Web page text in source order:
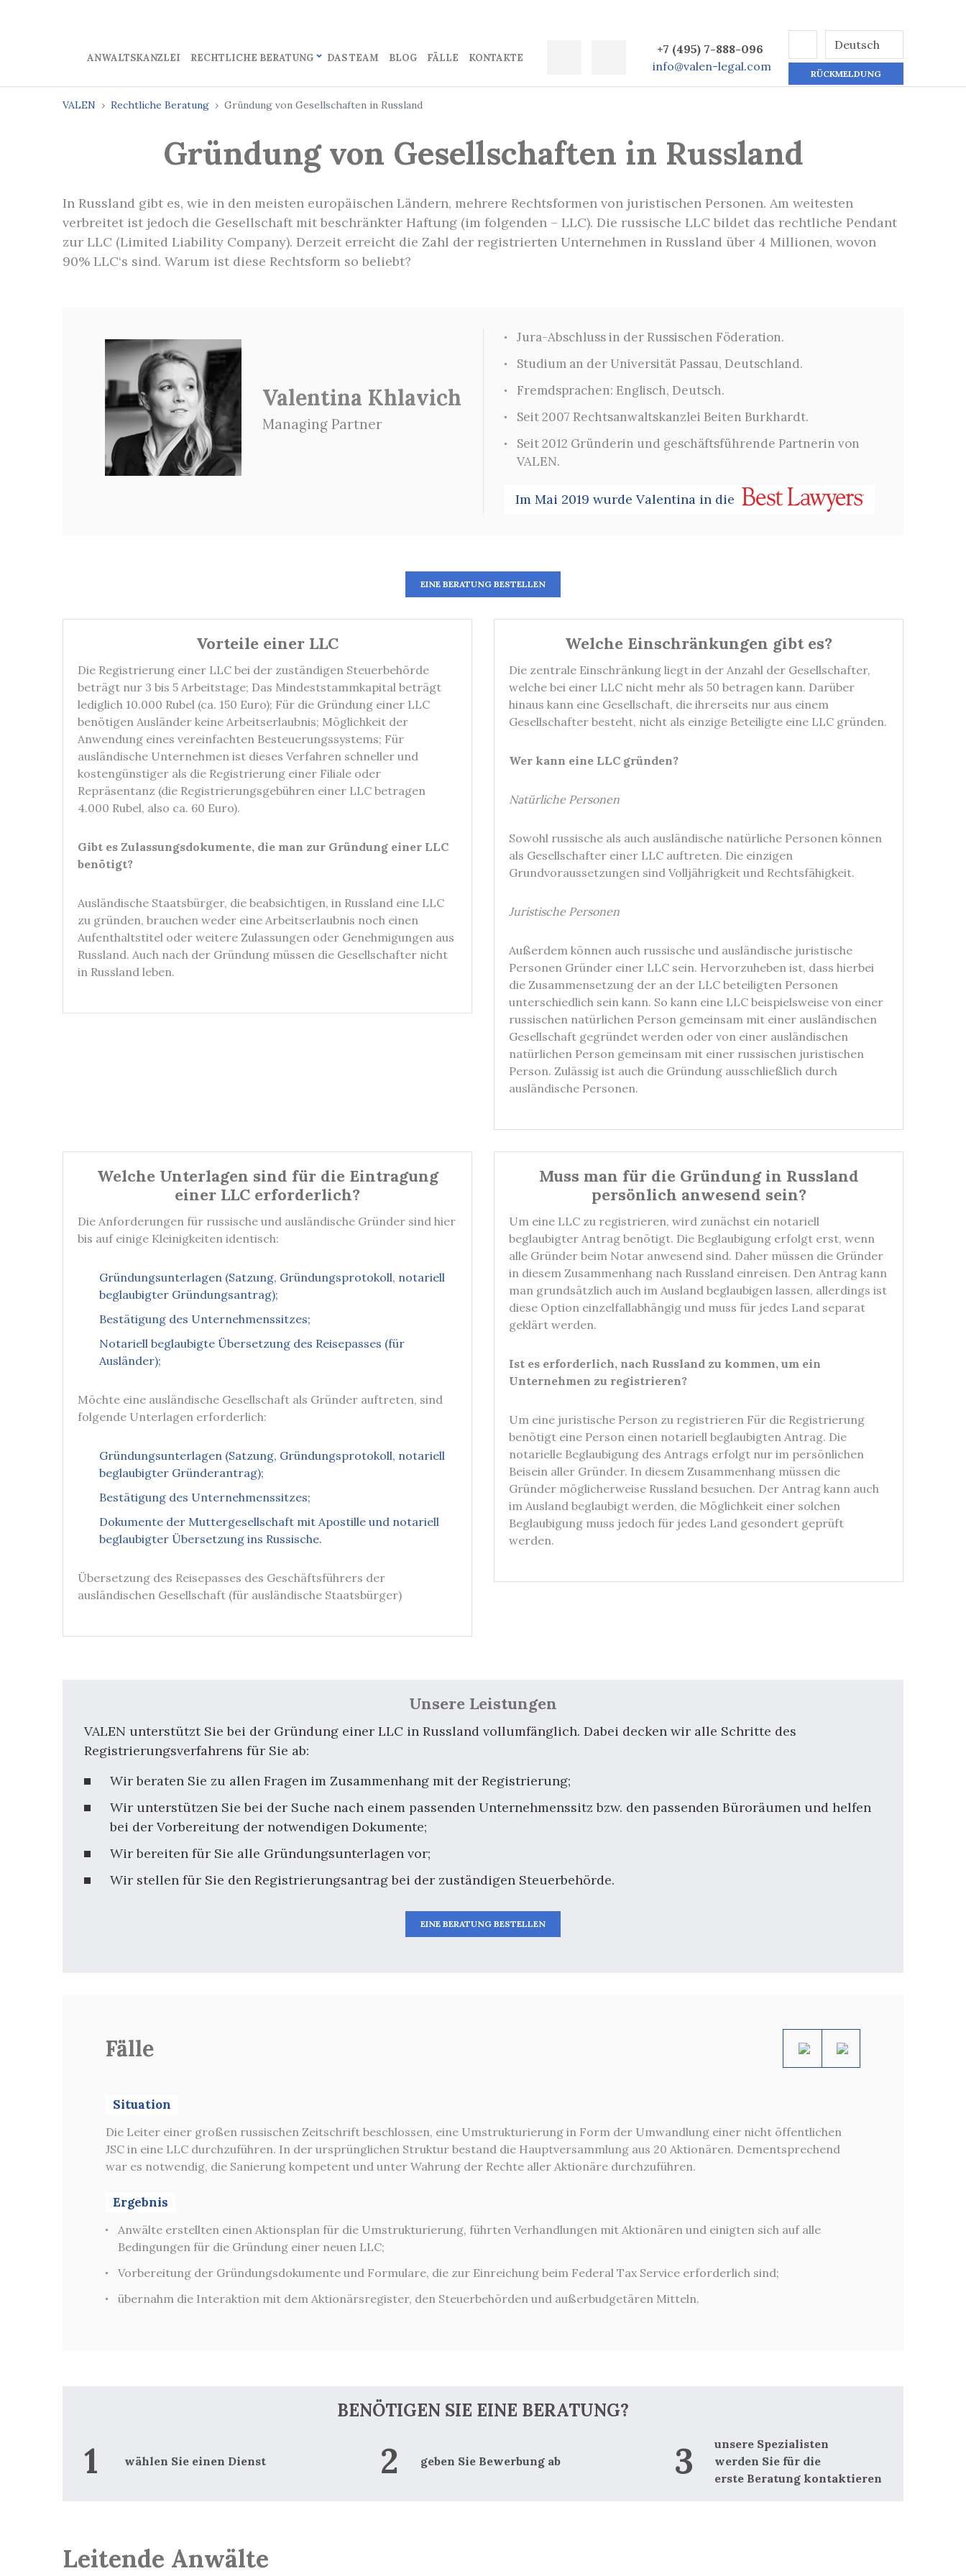
ANWALTSKANZLEI RECHTLICHE BERATUNG DAS TEAM BLOG FÄLLE KONTAKTЕ
+7 (495) 7-888-096
info@valen-legal.com
RÜCKMELDUNG
VALEN Rechtliche Beratung Gründung von Gesellschaften in Russland
Gründung von Gesellschaften in Russland
In Russland gibt es, wie in den meisten europäischen Ländern, mehrere Rechtsformen von juristischen Personen. Am weitesten
verbreitet ist jedoch die Gesellschaft mit beschränkter Haftung (im folgenden – LLC). Die russische LLC bildet das rechtliche Pendant
zur LLC (Limited Liability Company). Derzeit erreicht die Zahl der registrierten Unternehmen in Russland über 4 Millionen, wovon
90% LLC‘s sind. Warum ist diese Rechtsform so beliebt?
Valentina Khlavich
Managing Partner
Jura-Abschluss in der Russischen Föderation.
Studium an der Universität Passau, Deutschland.
Fremdsprachen: Englisch, Deutsch.
Seit 2007 Rechtsanwaltskanzlei Beiten Burkhardt.
Seit 2012 Gründerin und geschäftsführende Partnerin von
VALEN.
Im Mai 2019 wurde Valentina in die
EINE BERATUNG BESTELLEN
Vorteile einer LLC
Die Registrierung einer LLC bei der zuständigen Steuerbehörde
beträgt nur 3 bis 5 Arbeitstage; Das Mindeststammkapital beträgt
lediglich 10.000 Rubel (ca. 150 Euro); Für die Gründung einer LLC
benötigen Ausländer keine Arbeitserlaubnis; Möglichkeit der
Anwendung eines vereinfachten Besteuerungssystems; Für
ausländische Unternehmen ist dieses Verfahren schneller und
kostengünstiger als die Registrierung einer Filiale oder
Repräsentanz (die Registrierungsgebühren einer LLC betragen
4.000 Rubel, also ca. 60 Euro).
Gibt es Zulassungsdokumente, die man zur Gründung einer LLC
benötigt?
Ausländische Staatsbürger, die beabsichtigen, in Russland eine LLC
zu gründen, brauchen weder eine Arbeitserlaubnis noch einen
Aufenthaltstitel oder weitere Zulassungen oder Genehmigungen aus
Russland. Auch nach der Gründung müssen die Gesellschafter nicht
in Russland leben.
Welche Einschränkungen gibt es?
Die zentrale Einschränkung liegt in der Anzahl der Gesellschafter,
welche bei einer LLC nicht mehr als 50 betragen kann. Darüber
hinaus kann eine Gesellschaft, die ihrerseits nur aus einem
Gesellschafter besteht, nicht als einzige Beteiligte eine LLC gründen.
Wer kann eine LLC gründen?
Natürliche Personen
Sowohl russische als auch ausländische natürliche Personen können
als Gesellschafter einer LLC auftreten. Die einzigen
Grundvoraussetzungen sind Volljährigkeit und Rechtsfähigkeit.
Juristische Personen
Außerdem können auch russische und ausländische juristische
Personen Gründer einer LLC sein. Hervorzuheben ist, dass hierbei
die Zusammensetzung der an der LLC beteiligten Personen
unterschiedlich sein kann. So kann eine LLC beispielsweise von einer
russischen natürlichen Person gemeinsam mit einer ausländischen
Gesellschaft gegründet werden oder von einer ausländischen
natürlichen Person gemeinsam mit einer russischen juristischen
Person. Zulässig ist auch die Gründung ausschließlich durch
ausländische Personen.
Welche Unterlagen sind für die Eintragung
einer LLC erforderlich?
Die Anforderungen für russische und ausländische Gründer sind hier
bis auf einige Kleinigkeiten identisch:
Gründungsunterlagen (Satzung, Gründungsprotokoll, notariell
beglaubigter Gründungsantrag);
Bestätigung des Unternehmenssitzes;
Notariell beglaubigte Übersetzung des Reisepasses (für
Ausländer);
Möchte eine ausländische Gesellschaft als Gründer auftreten, sind
folgende Unterlagen erforderlich:
Gründungsunterlagen (Satzung, Gründungsprotokoll, notariell
beglaubigter Gründerantrag);
Bestätigung des Unternehmenssitzes;
Dokumente der Muttergesellschaft mit Apostille und notariell
beglaubigter Übersetzung ins Russische.
Übersetzung des Reisepasses des Geschäftsführers der
ausländischen Gesellschaft (für ausländische Staatsbürger)
Muss man für die Gründung in Russland
persönlich anwesend sein?
Um eine LLC zu registrieren, wird zunächst ein notariell
beglaubigter Antrag benötigt. Die Beglaubigung erfolgt erst, wenn
alle Gründer beim Notar anwesend sind. Daher müssen die Gründer
in diesem Zusammenhang nach Russland einreisen. Den Antrag kann
man grundsätzlich auch im Ausland beglaubigen lassen, allerdings ist
diese Option einzelfallabhängig und muss für jedes Land separat
geklärt werden.
Ist es erforderlich, nach Russland zu kommen, um ein
Unternehmen zu registrieren?
Um eine juristische Person zu registrieren Für die Registrierung
benötigt eine Person einen notariell beglaubigten Antrag. Die
notarielle Beglaubigung des Antrags erfolgt nur im persönlichen
Beisein aller Gründer. In diesem Zusammenhang müssen die
Gründer möglicherweise Russland besuchen. Der Antrag kann auch
im Ausland beglaubigt werden, die Möglichkeit einer solchen
Beglaubigung muss jedoch für jedes Land gesondert geprüft
werden.
Unsere Leistungen
VALEN unterstützt Sie bei der Gründung einer LLC in Russland vollumfänglich. Dabei decken wir alle Schritte des
Registrierungsverfahrens für Sie ab:
Wir beraten Sie zu allen Fragen im Zusammenhang mit der Registrierung;
Wir unterstützen Sie bei der Suche nach einem passenden Unternehmenssitz bzw. den passenden Büroräumen und helfen
bei der Vorbereitung der notwendigen Dokumente;
Wir bereiten für Sie alle Gründungsunterlagen vor;
Wir stellen für Sie den Registrierungsantrag bei der zuständigen Steuerbehörde.
EINE BERATUNG BESTELLEN
Fälle
Situation
Die Leiter einer großen russischen Zeitschrift beschlossen, eine Umstrukturierung in Form der Umwandlung einer nicht öffentlichen
JSC in eine LLC durchzuführen. In der ursprünglichen Struktur bestand die Hauptversammlung aus 20 Aktionären. Dementsprechend
war es notwendig, die Sanierung kompetent und unter Wahrung der Rechte aller Aktionäre durchzuführen.
Ergebnis
Anwälte erstellten einen Aktionsplan für die Umstrukturierung, führten Verhandlungen mit Aktionären und einigten sich auf alle
Bedingungen für die Gründung einer neuen LLC;
Vorbereitung der Gründungsdokumente und Formulare, die zur Einreichung beim Federal Tax Service erforderlich sind;
übernahm die Interaktion mit dem Aktionärsregister, den Steuerbehörden und außerbudgetären Mitteln.
BENÖTIGEN SIE EINE BERATUNG?
wählen Sie einen Dienst geben Sie Bewerbung ab
unsere Spezialisten
werden Sie für die
erste Beratung kontaktieren
Leitende Anwälte